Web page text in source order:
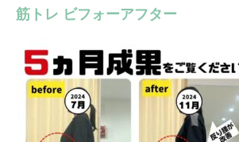
筋トレ ビフォーアフター